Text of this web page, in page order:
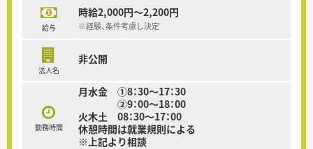
給与
時給2,000円～2,200円
※経験、条件考慮し決定
法人名
非公開
勤務時間
月水金 ①8：30～17：30
②9：00～18：00
火木土 08：30～17：00
休憩時間は就業規則による
※上記より相談